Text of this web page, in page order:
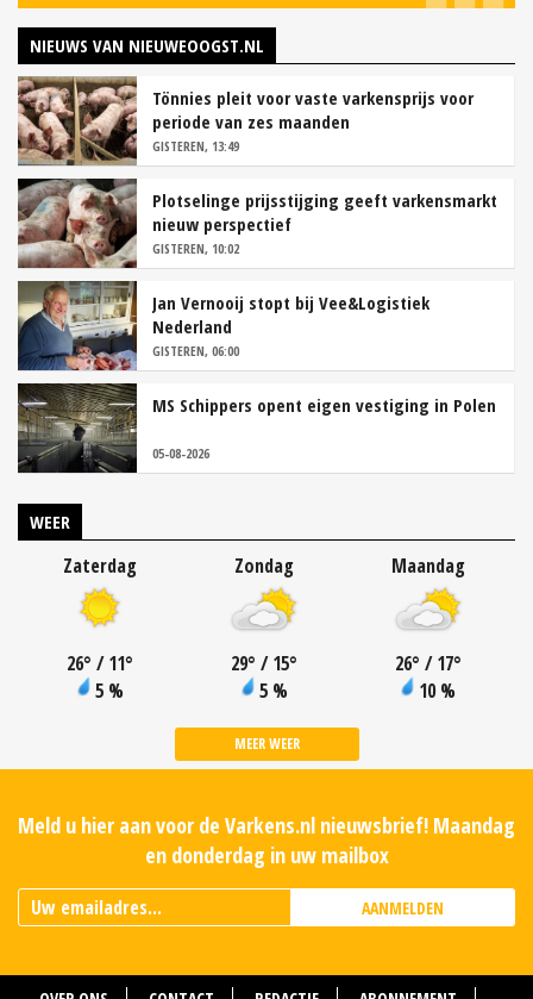
NIEUWS VAN NIEUWEOOGST.NL
Tönnies pleit voor vaste varkensprijs voor
periode van zes maanden
GISTEREN, 13:49
Plotselinge prijsstijging geeft varkensmarkt
nieuw perspectief
GISTEREN, 10:02
Jan Vernooij stopt bij Vee&Logistiek
Nederland
GISTEREN, 06:00
MS Schippers opent eigen vestiging in Polen
05-08-2026
WEER
Zaterdag
26° / 11°
5 %
Zondag
29° / 15°
5 %
Maandag
26° / 17°
10 %
MEER WEER
Meld u hier aan voor de Varkens.nl nieuwsbrief! Maandag
en donderdag in uw mailbox
AANMELDEN